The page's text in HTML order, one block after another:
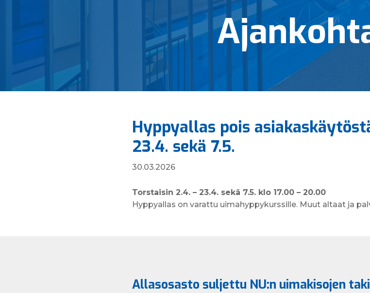
Hyppyallas pois
23.4. sekä 7.5.
30.03.2026
Torstaisin 2.4. – 23.4. sekä 7.5. klo 17.00 – 20.00
Hyppyallas on varattu uimahyppykurssille. Muut altaat ja
Allasosasto suljettu NU:n uimakisojen